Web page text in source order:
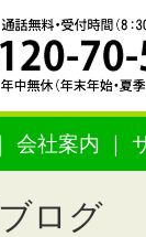
会社案内
ログ